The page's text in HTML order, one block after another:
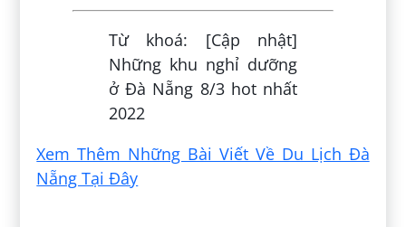
Từ khoá: [Cập nhật]
Những khu nghỉ dưỡng
ở Đà Nẵng 8/3 hot nhất
2022
Xem Thêm Những Bài Viết Về Du Lịch Đà
Nẵng Tại Đây